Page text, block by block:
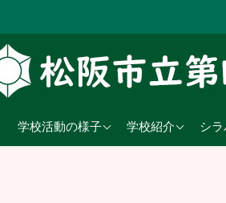
学校活動の様子
2026年度
学校紹介
学校教育目標 シ